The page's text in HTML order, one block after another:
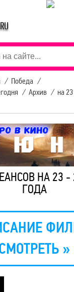
/ Победа /
/ Архив / на
НА 23
ГОДА
»